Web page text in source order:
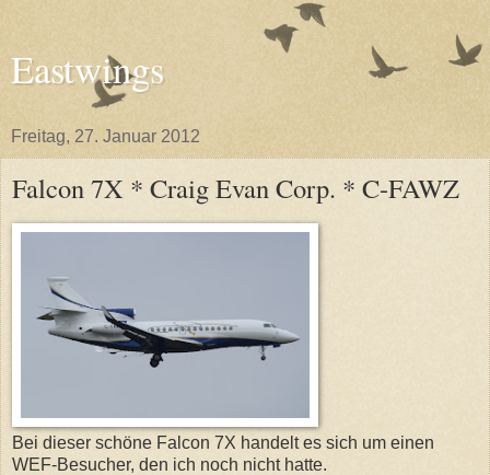
Eastwings
Freitag, 27. Januar 2012
Falcon 7X * Craig Evan Corp. * C-FAWZ
Bei dieser schöne Falcon 7X handelt es sich um einen
WEF-Besucher, den ich noch nicht hatte.